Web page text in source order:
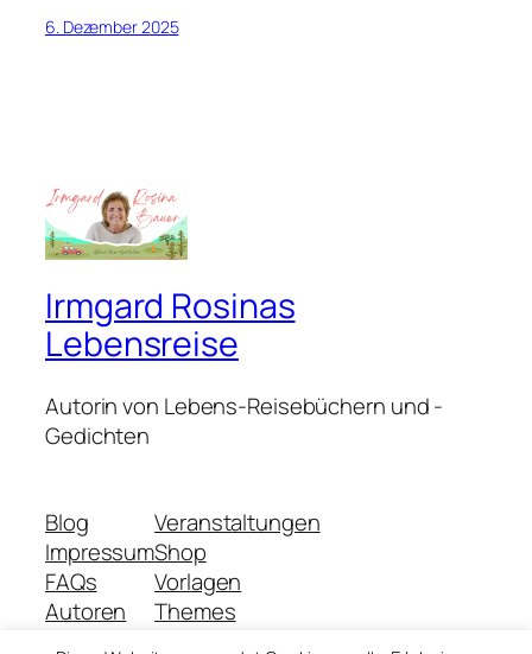
6. Dezember 2025
Irmgard Rosinas
Lebensreise
Autorin von Lebens-Reisebüchern und -
Gedichten
Blog
Impressum
FAQs
Autoren
Veranstaltungen
Shop
Vorlagen
Themes